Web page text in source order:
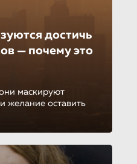
достичь
— почему это
маскируют
желание оставить